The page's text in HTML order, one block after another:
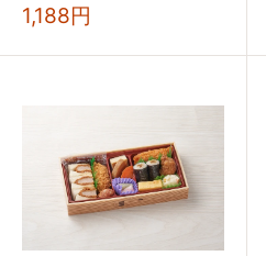
販
売
価
1,188円